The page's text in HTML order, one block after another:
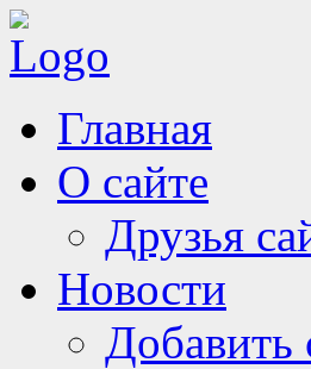
Главная
О сайте
Друзья
Новости
Добавить